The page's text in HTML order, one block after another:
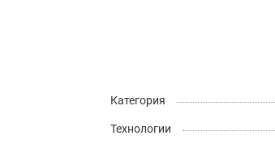
Категория
Технологии